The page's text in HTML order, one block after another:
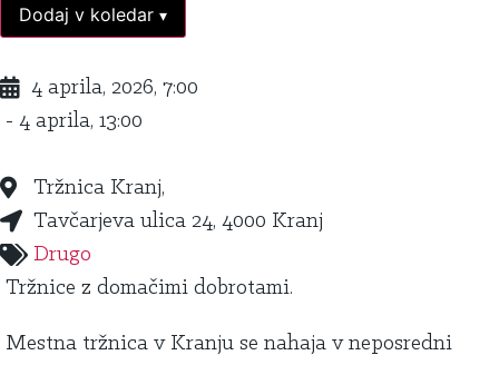
Dodaj v koledar ▾
4 aprila, 2026, 7:00
- 4 aprila, 13:00
Tržnica Kranj,
Tavčarjeva ulica 24, 4000 Kranj
Drugo
Tržnice z domačimi dobrotami.
Mestna tržnica v Kranju se nahaja v neposredni